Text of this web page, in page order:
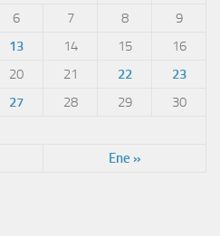
Ene »
6 7 8
9
13 14 15
16
20 21 22
23
27 28 29
30